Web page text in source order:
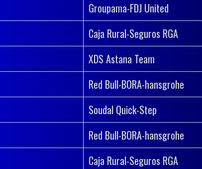
Groupama-FDJ United
Caja Rural-Seguros RGA
XDS Astana Team
Red Bull-BORA-hansgrohe
Soudal Quick-Step
Red Bull-BORA-hansgrohe
Caja Rural-Seguros RGA